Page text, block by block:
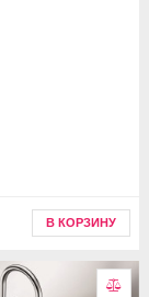
В КОРЗИНУ